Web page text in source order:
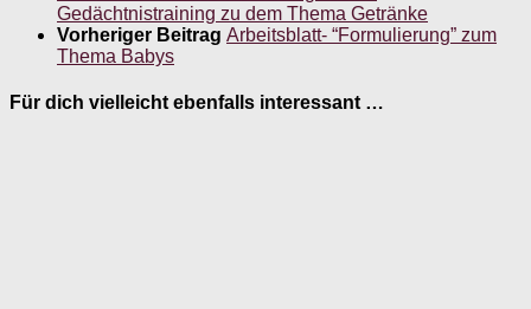
Gedächtnistraining zu dem Thema Getränke
Vorheriger Beitrag Arbeitsblatt- “Formulierung” zum
Thema Babys
Für dich vielleicht ebenfalls interessant …